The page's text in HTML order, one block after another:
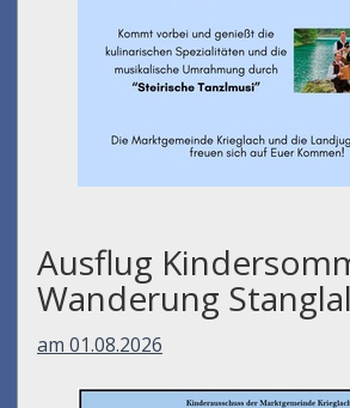
Ausflug
Wanderung
am 01.08.2026